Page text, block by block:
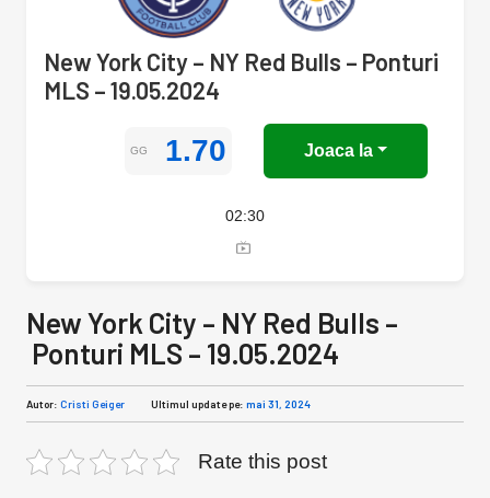
New York City – NY Red Bulls – Ponturi
MLS – 19.05.2024
GG 1.70 Joaca la
02:30
New York City – NY Red Bulls –
Ponturi MLS – 19.05.2024
Autor: Cristi Geiger Ultimul update pe: mai 31, 2024
Rate this post